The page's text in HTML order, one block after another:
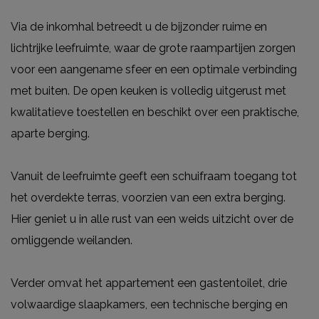
Via de inkomhal betreedt u de bijzonder ruime en
lichtrijke leefruimte, waar de grote raampartijen zorgen
voor een aangename sfeer en een optimale verbinding
met buiten. De open keuken is volledig uitgerust met
kwalitatieve toestellen en beschikt over een praktische,
aparte berging.
Vanuit de leefruimte geeft een schuifraam toegang tot
het overdekte terras, voorzien van een extra berging.
Hier geniet u in alle rust van een weids uitzicht over de
omliggende weilanden.
Verder omvat het appartement een gastentoilet, drie
volwaardige slaapkamers, een technische berging en